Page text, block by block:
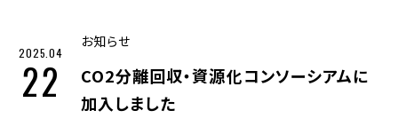
2025.04
22
お知らせ
CO2分離回収・資源化コンソーシアムに
加入しました